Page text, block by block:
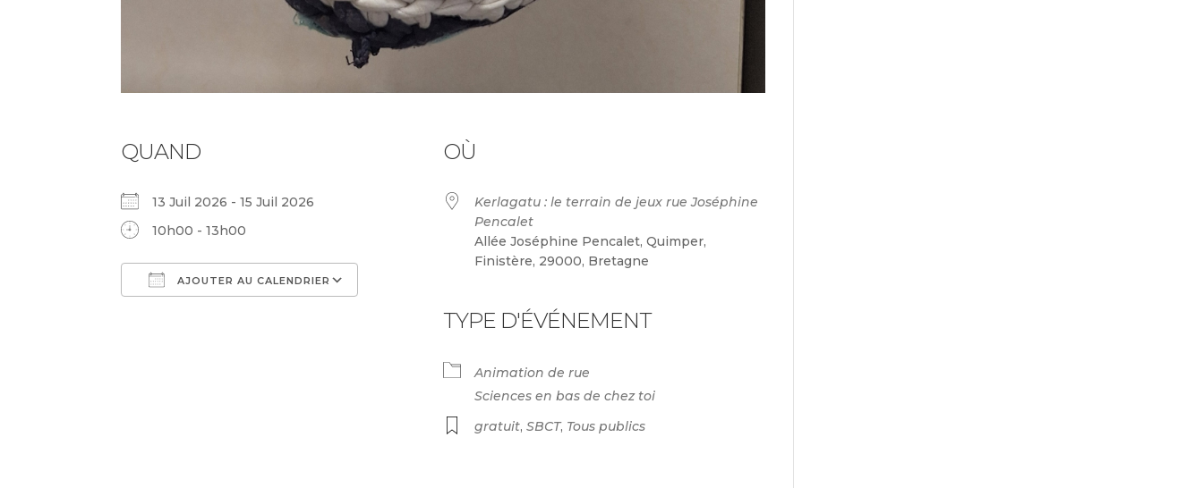
QUAND
13 Juil 2026 - 15 Juil 2026
10h00 - 13h00
AJOUTER AU CALENDRIER
Calendrier Google iCalendar
OÙ
Kerlagatu : le terrain de jeux rue Joséphine
Pencalet
Allée Joséphine Pencalet, Quimper,
Finistère, 29000, Bretagne
TYPE D'ÉVÉNEMENT
Animation de rue
Sciences en bas de chez toi
gratuit, SBCT, Tous publics